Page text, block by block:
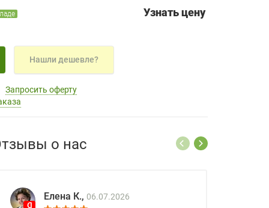
Узнать цену
Нашли дешевле?
Запросить оферту
о нас
Елена К., 06.07.2026